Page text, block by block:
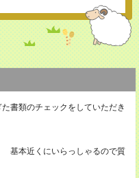
書類のチェックをしていただき
基本近くにいらっしゃるので質